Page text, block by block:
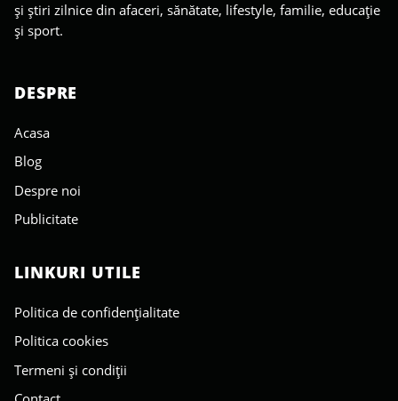
și știri zilnice din afaceri, sănătate, lifestyle, familie, educație
și sport.
DESPRE
Acasa
Blog
Despre noi
Publicitate
LINKURI UTILE
Politica de confidențialitate
Politica cookies
Termeni și condiții